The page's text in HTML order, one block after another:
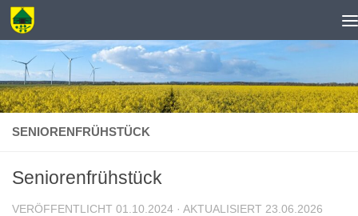
Zum Inhalt springen
SENIORENFRÜHSTÜCK
Seniorenfrühstück
VERÖFFENTLICHT 01.10.2024 · AKTUALISIERT 23.06.2026